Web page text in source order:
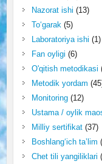
Nazorat ishi (13)
To‘garak (5)
Laboratoriya ishi (1)
Fan oyligi (6)
O'qitish metodikasi
Metodik yordam
Monitoring(12)
Ustama / oylik
Milliy sertifikat(37)
Boshlang‘ich ta’lim
Chet tili yangiliklari